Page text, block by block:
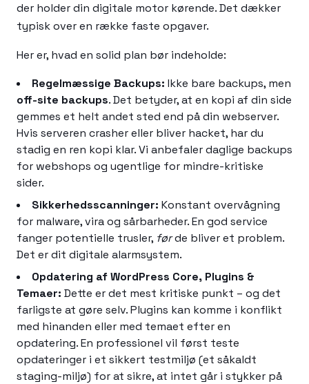
der holder din digitale motor kørende. Det dækker
typisk over en række faste opgaver.
Her er, hvad en solid plan bør indeholde:
Regelmæssige Backups: Ikke bare backups, men
off-site backups. Det betyder, at en kopi af din side
gemmes et helt andet sted end på din webserver.
Hvis serveren crasher eller bliver hacket, har du
stadig en ren kopi klar. Vi anbefaler daglige backups
for webshops og ugentlige for mindre-kritiske
sider.
Sikkerhedsscanninger: Konstant overvågning
for malware, vira og sårbarheder. En god service
fanger potentielle trusler, førde bliver et problem.
Det er dit digitale alarmsystem.
Opdatering af WordPress Core, Plugins &
Temaer: Dette er det mest kritiske punkt – og det
farligste at gøre selv. Plugins kan komme i konflikt
med hinanden eller med temaet efter en
opdatering. En professionel vil først teste
opdateringer i et sikkert testmiljø (et såkaldt
staging-miljø) for at sikre, at intet går i stykker på